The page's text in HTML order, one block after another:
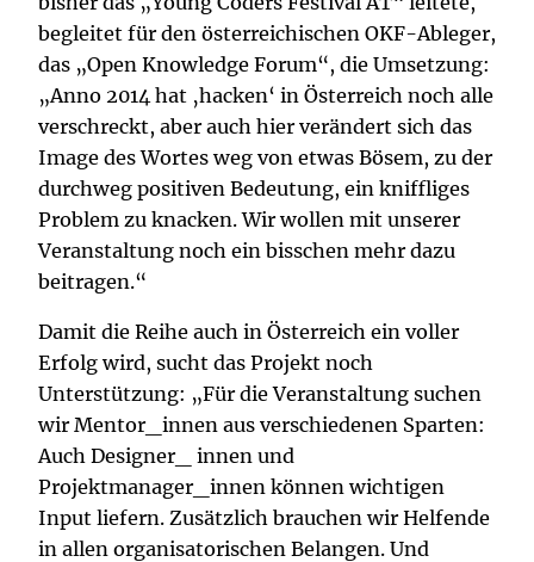
begleitet für den österreichischen OKF-Ableger,
das „Open Knowledge Forum“, die Umsetzung:
„Anno 2014 hat ‚hacken‘ in Österreich noch alle
verschreckt, aber auch hier verändert sich das
Image des Wortes weg von etwas Bösem, zu der
durchweg positiven Bedeutung, ein kniffliges
Problem zu knacken. Wir wollen mit unserer
Veranstaltung noch ein bisschen mehr dazu
beitragen.“
Damit die Reihe auch in Österreich ein voller
Erfolg wird, sucht das Projekt noch
Unterstützung: „Für die Veranstaltung suchen
wir Mentor_innen aus verschiedenen Sparten:
Auch Designer_ innen und
Projektmanager_innen können wichtigen
Input liefern. Zusätzlich brauchen wir Helfende
in allen organisatorischen Belangen. Und